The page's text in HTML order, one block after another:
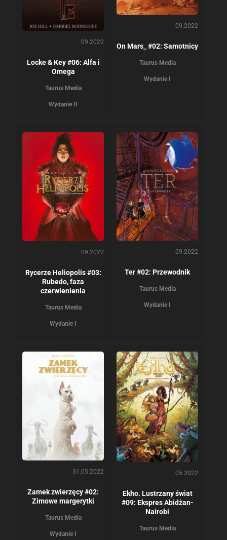
09.2022
Locke & Key #06: Alfa i
Omega
Taurus Media
Wydanie II
09.2022
On Mars_ #02: Samotnicy
Taurus Media
Wydanie I
09.2022
Rycerze Heliopolis #03:
Rubedo, faza
czerwienienia
Taurus Media
Wydanie I
09.2022
Ter #02: Przewodnik
Taurus Media
Wydanie I
31.05.2022
Zamek zwierzęcy #02:
Zimowe margerytki
Taurus Media
Wydanie I
05.2022
Ekho. Lustrzany świat
#09: Ekspres Abidżan-
Nairobi
Taurus Media